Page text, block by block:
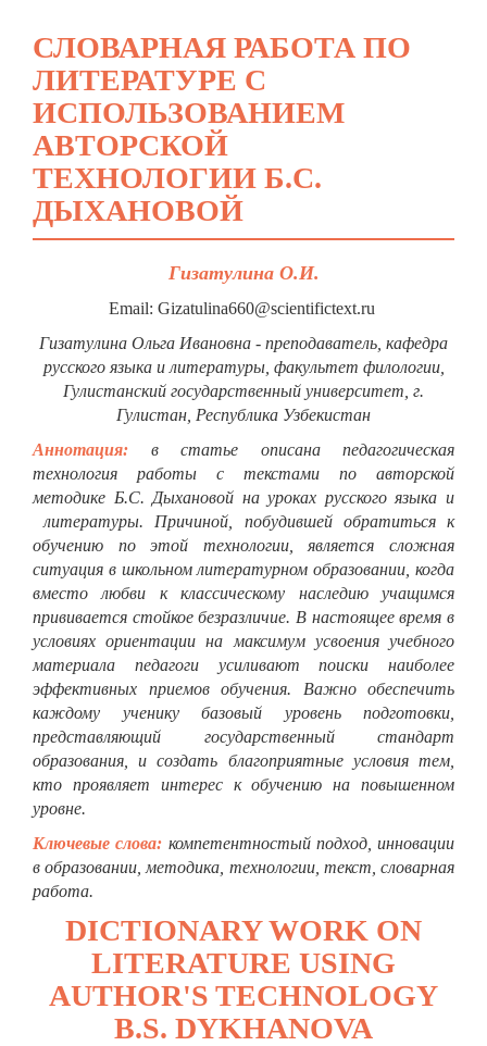
СЛОВАРНАЯ РАБОТА ПО
ЛИТЕРАТУРЕ С
ИСПОЛЬЗОВАНИЕМ
АВТОРСКОЙ
ТЕХНОЛОГИИ Б.С.
ДЫХАНОВОЙ
Гизатулина О.И.
Email: Gizatulina660@scientifictext.ru
Гизатулина Ольга Ивановна - преподаватель, кафедра
русского языка и литературы, факультет филологии,
Гулистанский государственный университет, г.
Гулистан, Республика Узбекистан
Аннотация: в статье описана педагогическая
технология работы с текстами по авторской
методике Б.С. Дыхановой на уроках русского языка и
литературы. Причиной, побудившей обратиться к
обучению по этой технологии, является сложная
ситуация в школьном литературном образовании, когда
вместо любви к классическому наследию учащимся
прививается стойкое безразличие. В настоящее время в
условиях ориентации на максимум усвоения учебного
материала педагоги усиливают поиски наиболее
эффективных приемов обучения. Важно обеспечить
каждому ученику базовый уровень подготовки,
представляющий государственный стандарт
образования, и создать благоприятные условия тем,
кто проявляет интерес к обучению на повышенном
уровне.
Ключевые слова: компетентностый подход, инновации
в образовании, методика, технологии, текст, словарная
работа.
DICTIONARY WORK ON
LITERATURE USING
AUTHOR'S TECHNOLOGY
B.S. DYKHANOVA